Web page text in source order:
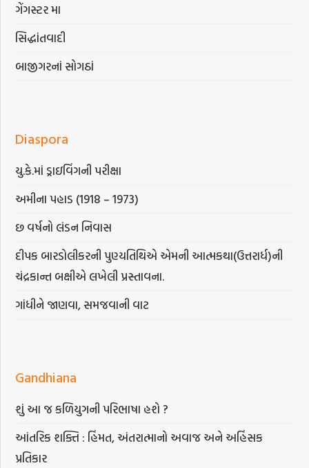
ગેંગસ્ટર મા
સિદ્ધાંતવાદી
બાજીગરનાં સોગઠાં
Diaspora
યુ.કે.માં ડ્રાઇવિંગની પરીક્ષા
અમીના પહાડ (1918 – 1973)
છ વર્ષનો લંડન નિવાસ
દીપક બારડોલીકરની પુણ્યતિથિએ એમની આત્મકથા(ઉત્તરાર્ધ)ની
ચંદ્રકાન્ત બક્ષીએ લખેલી પ્રસ્તાવના.
ગાંધીને જાણવા, સમજવાની વાટ
Gandhiana
શું આ જ કળિયુગની પરિભાષા હશે ?
આંતરિક શક્તિ : હિંમત, અંતરાત્માનો અવાજ અને અહિંસક
પ્રતિકાર